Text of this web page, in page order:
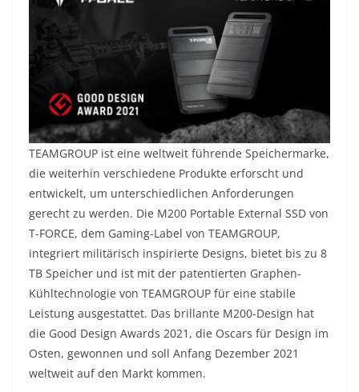
TEAMGROUP ist eine weltweit führende Speichermarke,
die weiterhin verschiedene Produkte erforscht und
entwickelt, um unterschiedlichen Anforderungen
gerecht zu werden. Die M200 Portable External SSD von
T-FORCE, dem Gaming-Label von TEAMGROUP,
integriert militärisch inspirierte Designs, bietet bis zu 8
TB Speicher und ist mit der patentierten Graphen-
Kühltechnologie von TEAMGROUP für eine stabile
Leistung ausgestattet. Das brillante M200-Design hat
die Good Design Awards 2021, die Oscars für Design im
Osten, gewonnen und soll Anfang Dezember 2021
weltweit auf den Markt kommen.